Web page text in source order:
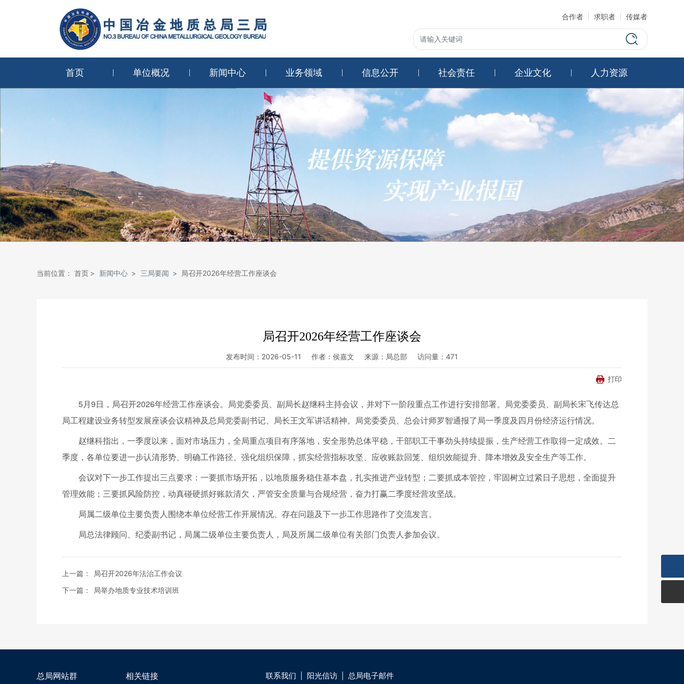
合作者 求职者 传媒者
首页 单位概况 新闻中心 业务领域 信息公开 社会责任 企业文化 人力资源
当前位置： 首页 新闻中心 三局要闻 局召开2026年经营工作座谈会
局召开2026年经营工作座谈会
发布时间： 2026-05-11 作者： 侯嘉文 来源： 局总部 访问量： 471
打印
5月9日，局召开2026年经营工作座谈会。局党委委员、副局长赵继科主持会议，并对下一阶段重点工作进行安排部署。局党委委员、副局长宋飞传达总
局工程建设业务转型发展座谈会议精神及总局党委副书记、局长王文军讲话精神。局党委委员、总会计师罗智通报了局一季度及四月份经济运行情况。
赵继科指出，一季度以来，面对市场压力，全局重点项目有序落地，安全形势总体平稳，干部职工干事劲头持续提振，生产经营工作取得一定成效。二
季度，各单位要进一步认清形势、明确工作路径、强化组织保障，抓实经营指标攻坚、应收账款回笼、组织效能提升、降本增效及安全生产等工作。
会议对下一步工作提出三点要求：一要抓市场开拓，以地质服务稳住基本盘，扎实推进产业转型；二要抓成本管控，牢固树立过紧日子思想，全面提升
管理效能；三要抓风险防控，动真碰硬抓好账款清欠，严管安全质量与合规经营，奋力打赢二季度经营攻坚战。
局属二级单位主要负责人围绕本单位经营工作开展情况、存在问题及下一步工作思路作了交流发言。
局总法律顾问、纪委副书记，局属二级单位主要负责人，局及所属二级单位有关部门负责人参加会议。
上一篇：
局召开2026年法治工作会议
下一篇：
局举办地质专业技术培训班
总局网站群 相关链接 联系我们 阳光信访 总局电子邮件